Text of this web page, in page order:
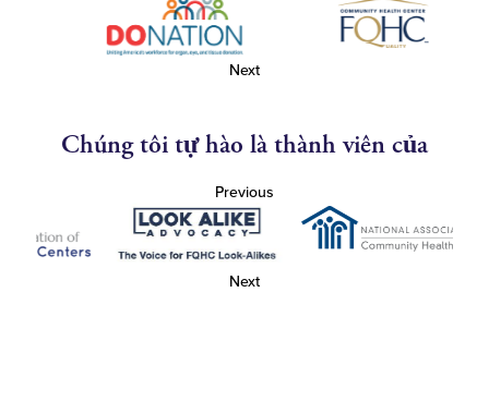
Next
Chúng tôi tự hào là thành viên của
Previous
Next